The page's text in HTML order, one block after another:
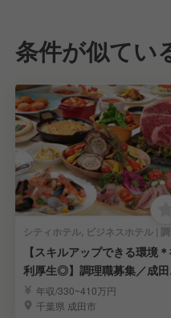
条件が似てい
【スキルアップできる環境
利厚生◎】調理職募集／成田
港に一番近いホテル
年収/330~410万円
千葉県 成田市